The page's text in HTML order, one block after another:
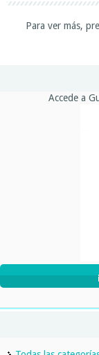
Para ver más,
Accede a